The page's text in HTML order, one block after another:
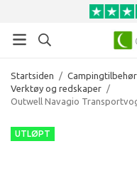
Startsiden / Campingtilbehør
Verktøy og redskaper /
Outwell Navagio
UTLØPT